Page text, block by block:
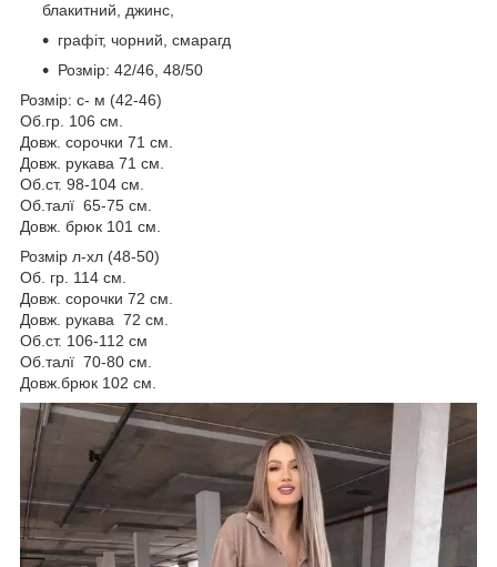
блакитний, джинс,
графіт, чорний, смарагд
Розмір: 42/46, 48/50
Розмір: с- м (42-46)
Об.гр. 106 см.
Довж. сорочки 71 см.
Довж. рукава 71 см.
Об.ст. 98-104 см.
Об.талї 65-75 см.
Довж. брюк 101 см.
Розмір л-хл (48-50)
Об. гр. 114 см.
Довж. сорочки 72 см.
Довж. рукава 72 см.
Об.ст. 106-112 см
Об.талї 70-80 см.
Довж.брюк 102 см.